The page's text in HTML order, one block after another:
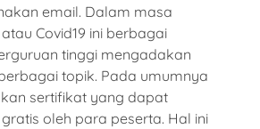
email. Dalam masa
Covid19 ini berbagai
tinggi mengadakan
topik. Pada umumnya
sertifikat yang dapat
oleh para peserta. Hal ini